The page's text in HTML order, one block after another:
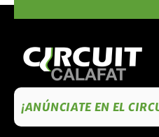
¡ANÚNCIATE EN EL